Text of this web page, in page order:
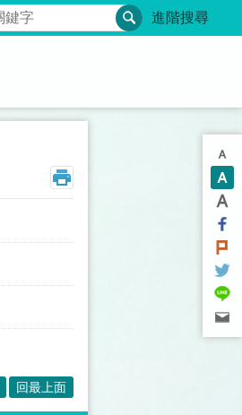
進階搜尋
回最上面